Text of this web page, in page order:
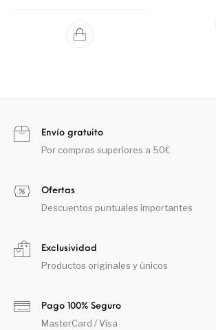
Envío gratuito
Por compras superiores a 50€
Ofertas
Descuentos puntuales importantes
Exclusividad
Productos originales y únicos
Pago 100% Seguro
MasterCard / Visa